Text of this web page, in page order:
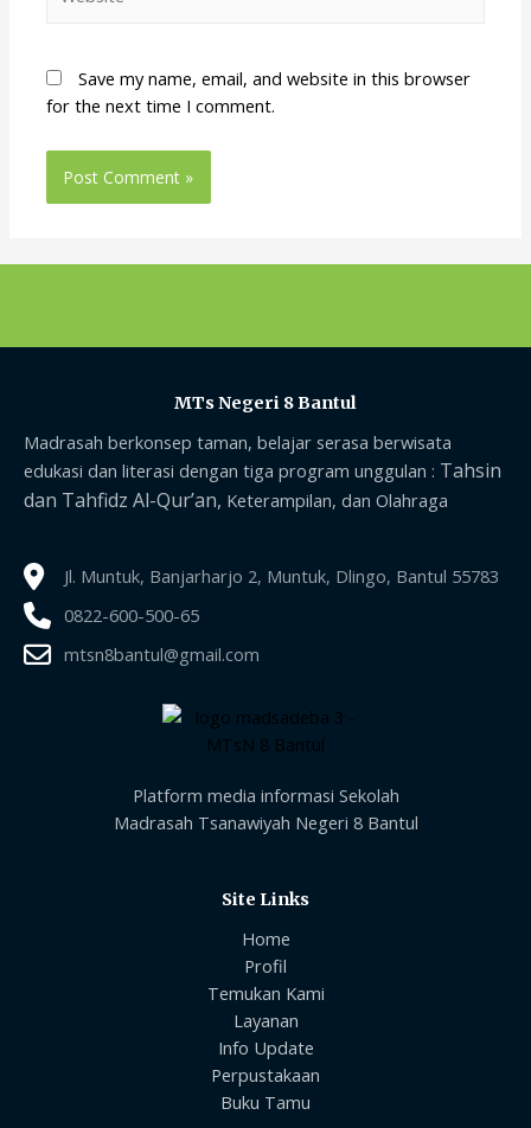
Save my name, email, and website in this browser
for the next time I comment.
MTs Negeri 8 Bantul
Madrasah berkonsep taman, belajar serasa berwisata
edukasi dan literasi dengan tiga program unggulan : Tahsin
dan Tahfidz Al-Qur’an, Keterampilan, dan Olahraga
Jl. Muntuk, Banjarharjo 2, Muntuk, Dlingo, Bantul 55783
0822-600-500-65
mtsn8bantul@gmail.com
Platform media informasi Sekolah
Madrasah Tsanawiyah Negeri 8 Bantul
Site Links
Home
Profil
Temukan Kami
Layanan
Info Update
Perpustakaan
Buku Tamu